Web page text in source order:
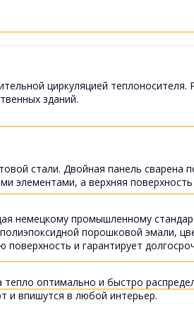
циркуляцией теплоносителя.
зданий.
стали. Двойная панель сварена
элементами, а верхняя
немецкому промышленному
порошковой эмали,
и гарантирует
оптимально и быстро
и впишутся в любой интерьер.